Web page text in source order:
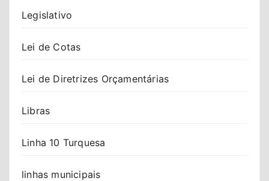
Legislativo
Lei de Cotas
Lei de Diretrizes Orçamentárias
Libras
Linha 10 Turquesa
linhas municipais